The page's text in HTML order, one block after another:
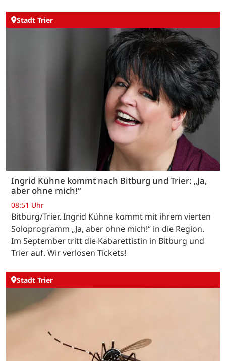
Stadt Trier
Ingrid Kühne kommt nach Bitburg und Trier: „Ja,
aber ohne mich!“
08:51 Uhr
Bitburg/Trier. Ingrid Kühne kommt mit ihrem vierten
Soloprogramm „Ja, aber ohne mich!“ in die Region.
Im September tritt die Kabarettistin in Bitburg und
Trier auf. Wir verlosen Tickets!
Stadt Trier